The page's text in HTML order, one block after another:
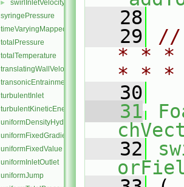
► swirlInletVelocityFvPatchVectorField.H
syringePressure
timeVaryingMappedFixedValue
totalPressure
totalTemperature
translatingWallVelocity
transonicEntrainmentPressure
turbulentInlet
turbulentKineticEnergy
uniformDensityHydrostaticPressure
uniformFixedGradient
uniformFixedValue
uniformInletOutlet
uniformJump
   28
   29
//
* * *
* *
   30
   31
   32